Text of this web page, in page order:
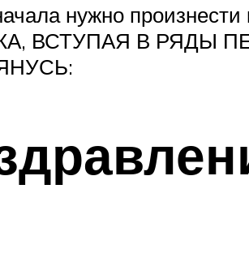
нужно
ВСТУПАЯ В РЯДЫ